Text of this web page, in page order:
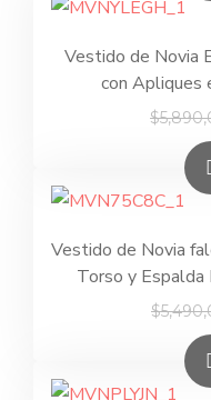
Vestido de Novia
con Apliques
$
Vestido de Novia
Torso y Espalda
$